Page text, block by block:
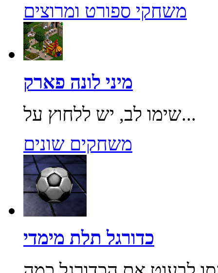
משחקי ספורט ומרוצים
מיני לונה פארק
שימו לב, יש ללחוץ על...
משחקים שונים
כדורגל תלת מימדי